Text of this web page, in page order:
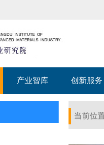
产业智库 创新服务
当前位